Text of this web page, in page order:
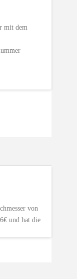
mit dem
von
und hat die